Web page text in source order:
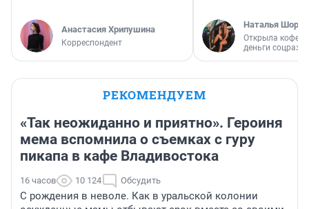
Анастасия Хрипушина
Корреспондент
Наталья
Открыла
деньги
РЕКОМЕНДУЕМ
«Так неожиданно и приятно». Героиня
мема вспомнила о съемках с гуру
пикапа в кафе Владивостока
16 часов 10 124 Обсудить
С рождения в неволе. Как в уральской колонии